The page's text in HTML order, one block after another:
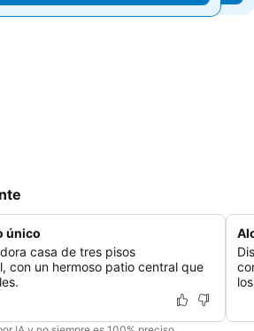
único
casa de tres pisos
con un hermoso patio central que